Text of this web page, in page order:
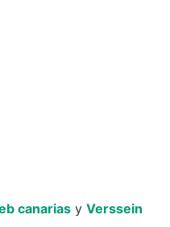
canarias y Verssein